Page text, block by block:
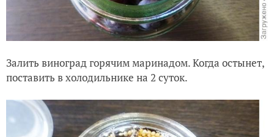
Залить виноград горячим маринадом. Когда остынет,
поставить в холодильнике на 2 суток.